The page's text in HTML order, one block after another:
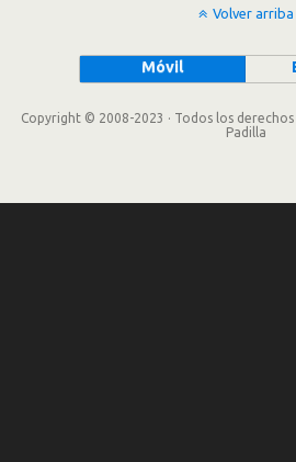
Volver arriba
Móvil
Copyright © 2008-2023 · Todos los
Padilla